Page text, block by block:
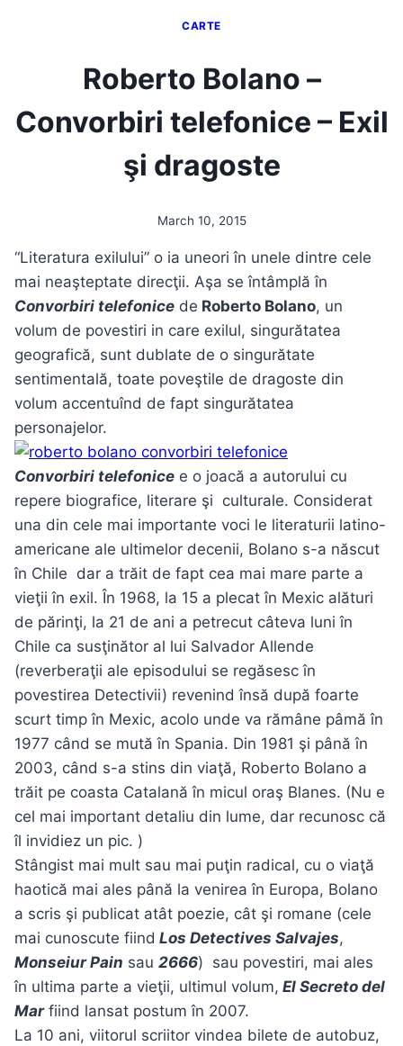
CARTE
Roberto Bolano –
Convorbiri telefonice – Exil
şi dragoste
March 10, 2015
“Literatura exilului” o ia uneori în unele dintre cele
mai neaşteptate direcţii. Aşa se întâmplă în
Convorbiri telefonice de Roberto Bolano, un
volum de povestiri in care exilul, singurătatea
geografică, sunt dublate de o singurătate
sentimentală, toate poveştile de dragoste din
volum accentuînd de fapt singurătatea
personajelor.
Convorbiri telefonice e o joacă a autorului cu
repere biografice, literare şi culturale. Considerat
una din cele mai importante voci le literaturii latino-
americane ale ultimelor decenii, Bolano s-a născut
în Chile dar a trăit de fapt cea mai mare parte a
vieţii în exil. În 1968, la 15 a plecat în Mexic alături
de părinţi, la 21 de ani a petrecut câteva luni în
Chile ca susţinător al lui Salvador Allende
(reverberaţii ale episodului se regăsesc în
povestirea Detectivii) revenind însă după foarte
scurt timp în Mexic, acolo unde va rămâne pâmă în
1977 când se mută în Spania. Din 1981 şi până în
2003, când s-a stins din viaţă, Roberto Bolano a
trăit pe coasta Catalană în micul oraş Blanes. (Nu e
cel mai important detaliu din lume, dar recunosc că
îl invidiez un pic. )
Stângist mai mult sau mai puţin radical, cu o viaţă
haotică mai ales până la venirea în Europa, Bolano
a scris şi publicat atât poezie, cât şi romane (cele
mai cunoscute fiind Los Detectives Salvajes,
Monseiur Pain sau 2666) sau povestiri, mai ales
în ultima parte a vieţii, ultimul volum, El Secreto del
Marfiind lansat postum în 2007.
La 10 ani, viitorul scriitor vindea bilete de autobuz,